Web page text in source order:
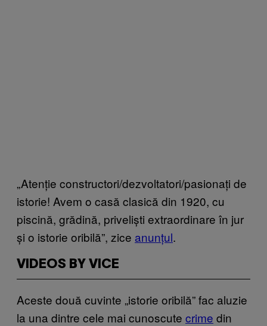
„Atenție constructori/dezvoltatori/pasionați de
istorie! Avem o casă clasică din 1920, cu
piscină, grădină, priveliști extraordinare în jur
și o istorie oribilă”, zice anunțul.
VIDEOS BY VICE
Aceste două cuvinte „istorie oribilă” fac aluzie
la una dintre cele mai cunoscute crime din